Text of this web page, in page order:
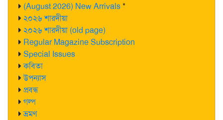
(August 2026) New Arrivals*
২০২৬ শারদীয়া
২০২৬ শারদীয়া (old page)
Regular Magazine Subscription
Special Issues
কবিতা
উপন্যাস
প্রবন্ধ
গল্প
ভ্রমণ